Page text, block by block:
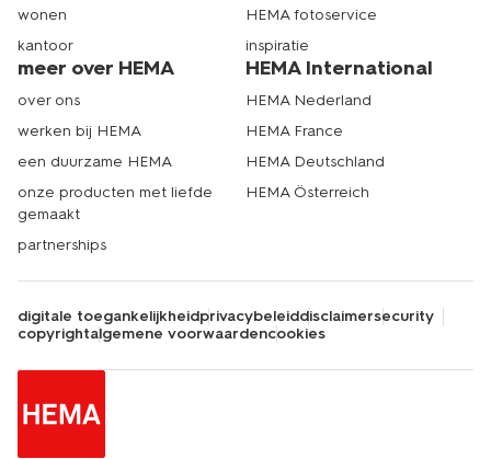
wonen
kantoor
HEMA fotoservice
inspiratie
meer over HEMA
over ons
werken bij HEMA
een duurzame HEMA
onze producten met liefde
gemaakt
partnerships
HEMA International
HEMA Nederland
HEMA France
HEMA Deutschland
HEMA Österreich
digitale toegankelijkheidprivacybeleiddisclaimersecurity
copyrightalgemene voorwaardencookies